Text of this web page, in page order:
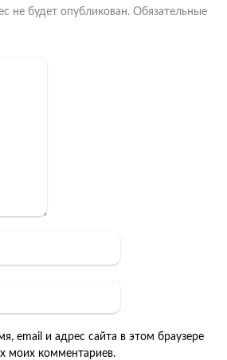
не будет опубликован. Обязательные
email и адрес сайта в этом браузере
моих комментариев.